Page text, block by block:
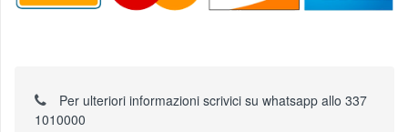
Per ulteriori informazioni scrivici su whatsapp allo 337
1010000